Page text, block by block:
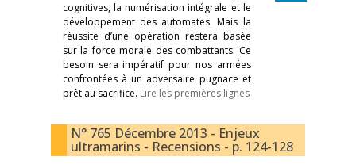
cognitives, la numérisation intégrale et le
développement des automates. Mais la
réussite d’une opération restera basée
sur la force morale des combattants. Ce
besoin sera impératif pour nos armées
confrontées à un adversaire pugnace et
prêt au sacrifice. Lire les premières lignes
N° 765 Décembre 2013 - Enjeux
ultramarins - Recensions - p. 124-128